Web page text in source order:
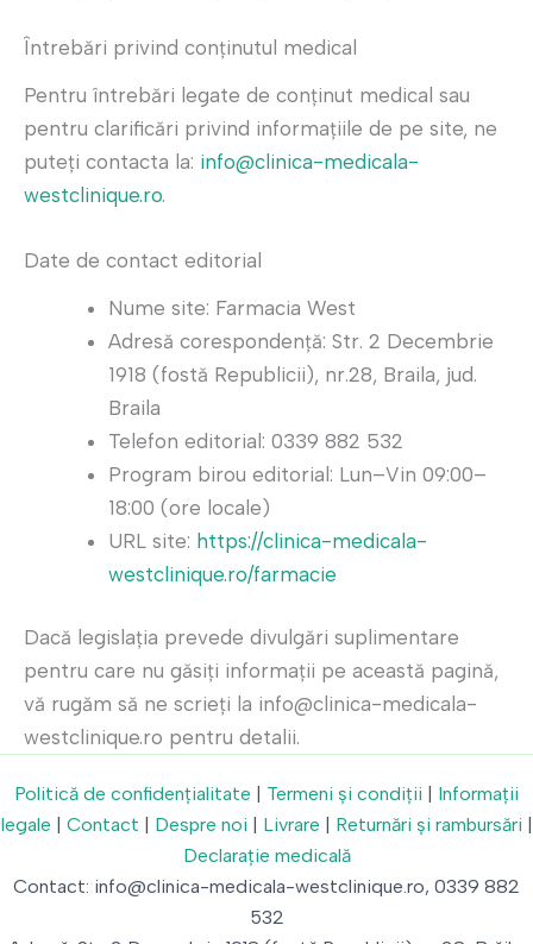
Întrebări privind conținutul medical
Pentru întrebări legate de conținut medical sau
pentru clarificări privind informațiile de pe site, ne
puteți contacta la: info@clinica-medicala-
westclinique.ro.
Date de contact editorial
Nume site: Farmacia West
Adresă corespondență: Str. 2 Decembrie
1918 (fostă Republicii), nr.28, Braila, jud.
Braila
Telefon editorial: 0339 882 532
Program birou editorial: Lun–Vin 09:00–
18:00 (ore locale)
URL site: https://clinica-medicala-
westclinique.ro/farmacie
Dacă legislația prevede divulgări suplimentare
pentru care nu găsiți informații pe această pagină,
vă rugăm să ne scrieți la info@clinica-medicala-
westclinique.ro pentru detalii.
Politică de confidențialitate Termeni și condiții
Informații
legale
Contact Despre noi Livrare Returnări și rambursări
Declarație medicală
Contact: info@clinica-medicala-westclinique.ro, 0339 882
532